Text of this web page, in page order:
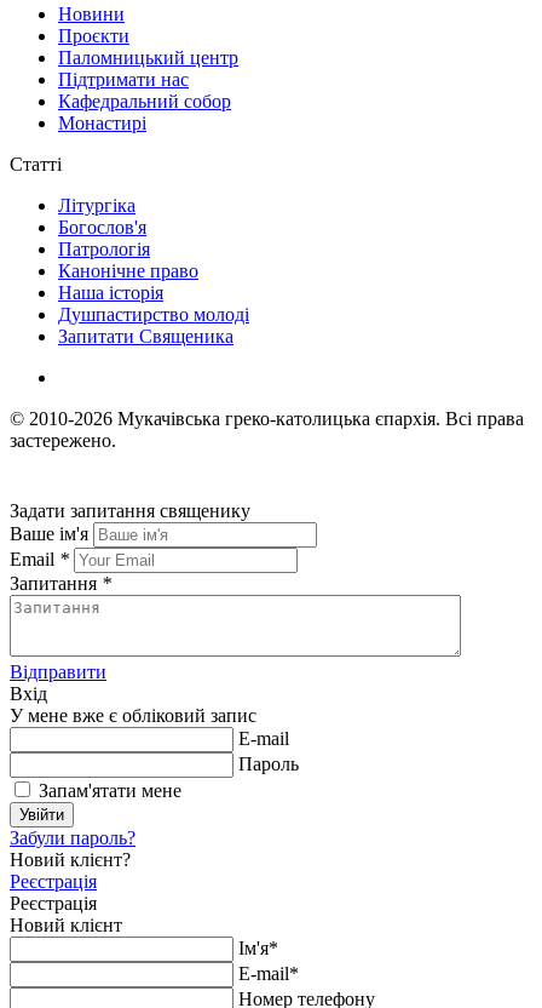
Новини
Проєкти
Паломницький центр
Підтримати нас
Кафедральний собор
Монастирі
Статті
Літургіка
Богослов'я
Патрологія
Канонічне право
Наша історія
Душпастирство молоді
Запитати Священика
© 2010-2026 Мукачівська греко-католицька єпархія. Всі права
застережено.
Задати запитання священику
Ваше ім'я
Email *
Запитання *
Відправити
Вхід
У мене вже є обліковий запис
E-mail
Пароль
Запам'ятати мене
Увійти
Забули пароль?
Новий клієнт?
Реєстрація
Реєстрація
Новий клієнт
Ім'я*
E-mail*
Номер телефону